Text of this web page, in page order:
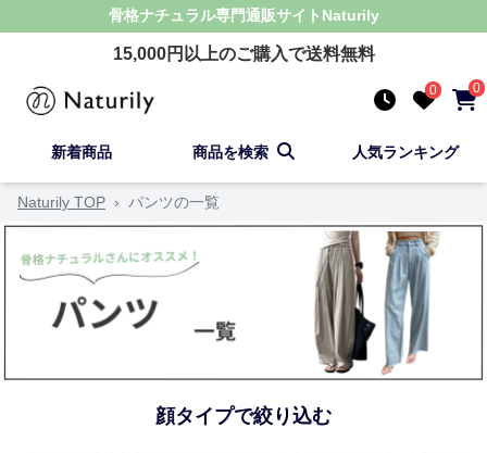
骨格ナチュラル専門通販サイト Naturily
15,000円以上のご購入で送料無料
0 0
新着商品 商品を検索 人気ランキング
Naturily TOP › パンツの一覧
顔タイプで絞り込む